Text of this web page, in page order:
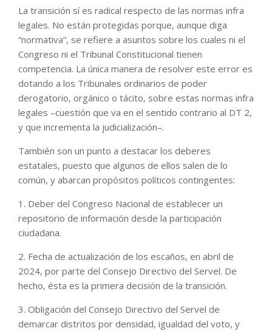
La transición sí es radical respecto de las normas infra
legales. No están protegidas porque, aunque diga
“normativa”, se refiere a asuntos sobre los cuales ni el
Congreso ni el Tribunal Constitucional tienen
competencia. La única manera de resolver este error es
dotando a los Tribunales ordinarios de poder
derogatorio, orgánico o tácito, sobre estas normas infra
legales –cuestión que va en el sentido contrario al DT 2,
y que incrementa la judicialización–.
También son un punto a destacar los deberes
estatales, puesto que algunos de ellos salen de lo
común, y abarcan propósitos políticos contingentes:
1. Deber del Congreso Nacional de establecer un
repositorio de información desde la participación
ciudadana.
2. Fecha de actualización de los escaños, en abril de
2024, por parte del Consejo Directivo del Servel. De
hecho, ésta es la primera decisión de la transición.
3. Obligación del Consejo Directivo del Servel de
demarcar distritos por densidad, igualdad del voto, y